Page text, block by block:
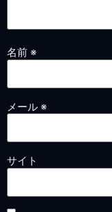
名前 ※
メール ※
サイト